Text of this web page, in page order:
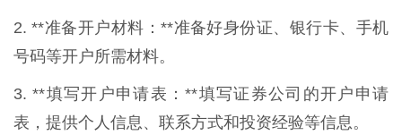
2. **准备开户材料：**准备好身份证、银行卡、手机
号码等开户所需材料。
3. **填写开户申请表：**填写证券公司的开户申请
表，提供个人信息、联系方式和投资经验等信息。